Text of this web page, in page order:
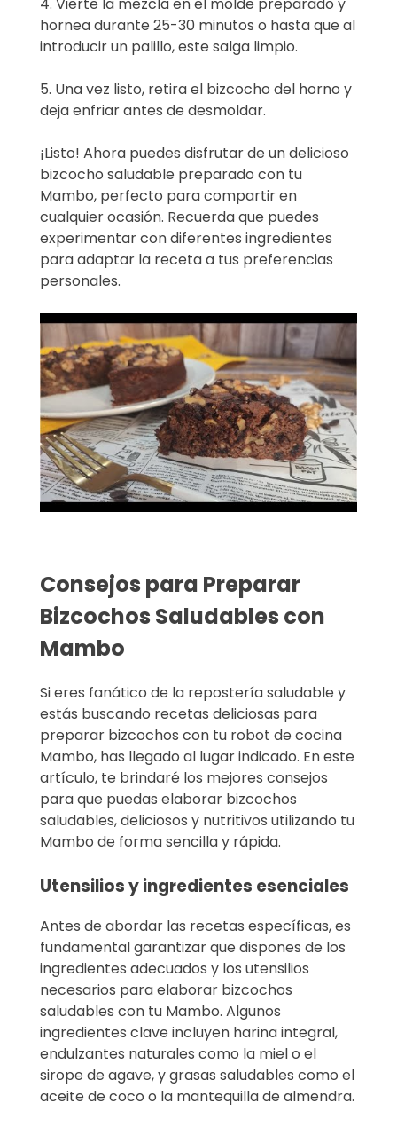
hornea durante 25-30 minutos o hasta que al
introducir un palillo, este salga limpio.
5. Una vez listo, retira el bizcocho del horno y
deja enfriar antes de desmoldar.
¡Listo! Ahora puedes disfrutar de un delicioso
bizcocho saludable preparado con tu
Mambo, perfecto para compartir en
cualquier ocasión. Recuerda que puedes
experimentar con diferentes ingredientes
para adaptar la receta a tus preferencias
personales.
Consejos para Preparar
Bizcochos Saludables con
Mambo
Si eres fanático de la repostería saludable y
estás buscando recetas deliciosas para
preparar bizcochos con tu robot de cocina
Mambo, has llegado al lugar indicado. En este
artículo, te brindaré los mejores consejos
para que puedas elaborar bizcochos
saludables, deliciosos y nutritivos utilizando tu
Mambo de forma sencilla y rápida.
Utensilios y ingredientes esenciales
Antes de abordar las recetas específicas, es
fundamental garantizar que dispones de los
ingredientes adecuados y los utensilios
necesarios para elaborar bizcochos
saludables con tu Mambo. Algunos
ingredientes clave incluyen harina integral,
endulzantes naturales como la miel o el
sirope de agave, y grasas saludables como el
aceite de coco o la mantequilla de almendra.